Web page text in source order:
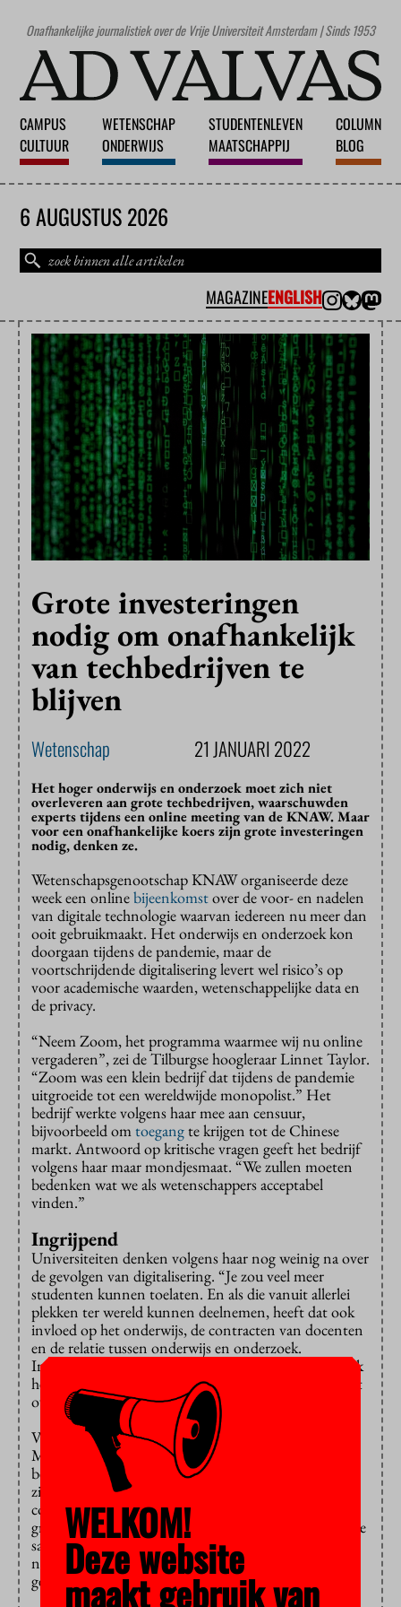
Onafhankelijke journalistiek over de Vrije Universiteit Amsterdam | Sinds 1953
CAMPUS
CULTUUR
WETENSCHAP
ONDERWIJS
STUDENTENLEVEN
MAATSCHAPPIJ
COLUMN
BLOG
6 AUGUSTUS 2026
MAGAZINEENGLISH
Grote investeringen
nodig om onafhankelijk
van techbedrijven te
blijven
Wetenschap 21 JANUARI 2022
Het hoger onderwijs en onderzoek moet zich niet
overleveren aan grote techbedrijven, waarschuwden
experts tijdens een online meeting van de KNAW. Maar
voor een onafhankelijke koers zijn grote investeringen
nodig, denken ze.
Wetenschapsgenootschap KNAW organiseerde deze
week een onlinebijeenkomstover de voor- en nadelen
van digitale technologie waarvan iedereen nu meer dan
ooit gebruikmaakt. Het onderwijs en onderzoek kon
doorgaan tijdens de pandemie, maar de
voortschrijdende digitalisering levert wel risico’s op
voor academische waarden, wetenschappelijke data en
de privacy.
“Neem Zoom, het programma waarmee wij nu online
vergaderen”, zei de Tilburgse hoogleraar Linnet Taylor.
“Zoom was een klein bedrijf dat tijdens de pandemie
uitgroeide tot een wereldwijde monopolist.” Het
bedrijf werkte volgens haar mee aan censuur,
bijvoorbeeld om toegangte krijgen tot de Chinese
markt. Antwoord op kritische vragen geeft het bedrijf
volgens haar maar mondjesmaat. “We zullen moeten
bedenken wat we als wetenschappers acceptabel
vinden.”
Ingrijpend
Universiteiten denken volgens haar nog weinig na over
de gevolgen van digitalisering. “Je zou veel meer
studenten kunnen toelaten. En als die vanuit allerlei
plekken ter wereld kunnen deelnemen, heeft dat ook
invloed op het onderwijs, de contracten van docenten
en de relatie tussen onderwijs en onderzoek.
Instellingen en overheden gaan hun geld dan mogelijk
heel anders besteden. Daar hebben we nog geen debat
over gevoerd.”
Volgens de Maastrichtse hoogleraar Valentina
Mazzucato zijn wereldwijde digitale netwerken heel
belangrijk voor wetenschappers uit armere landen die
zich bijvoorbeeld geen dure reizen naar internationale
conferenties kunnen veroorloven. En ook voor
grensoverschrijdend onderzoek, dataverzameling en de
samenwerking met andere wetenschappers zijn die
netwerken erg handig. “Het leidt tot meer
gelijkwaardigheid.”
WELKOM!
Deze website
maakt gebruik van